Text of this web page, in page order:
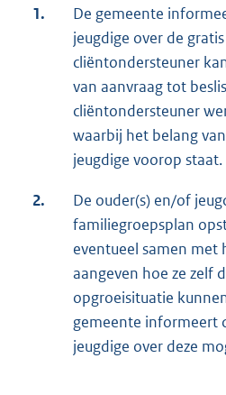
1.
De gemeente
jeugdige over de
cliëntondersteuner
van aanvraag tot
cliëntondersteuner
waarbij het belang
jeugdige voorop staat.
2.
De ouder(s) en/of
familiegroepsplan
eventueel samen met
aangeven hoe ze zelf
opgroeisituatie
gemeente informeert
jeugdige over deze